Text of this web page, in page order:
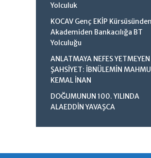
Yolculuk
KOCAV Genç EKİP
Akademiden Bankacılığa BT
Yolculuğu
ANLATMAYA NEFES
ŞAHSİYET: İBNÜLEMİN
KEMAL İNAN
DOĞUMUNUN 100. YILINDA
ALAEDDİN YAVAŞCA